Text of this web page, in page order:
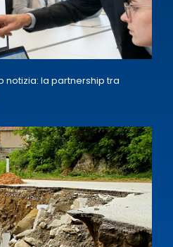
notizia: la partnership tra